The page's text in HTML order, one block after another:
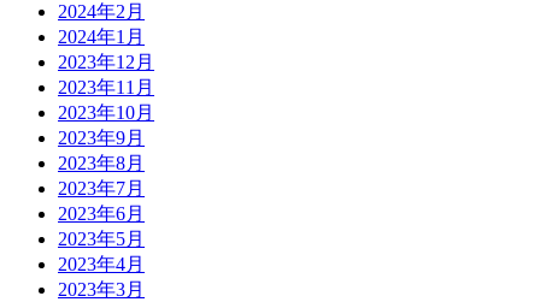
2024年2月
2024年1月
2023年12月
2023年11月
2023年10月
2023年9月
2023年8月
2023年7月
2023年6月
2023年5月
2023年4月
2023年3月